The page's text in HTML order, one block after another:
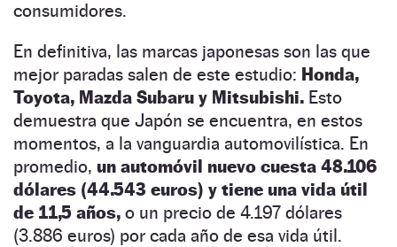
consumidores.
En definitiva, las marcas japonesas son las que
mejor paradas salen de este estudio: Honda,
Toyota, Mazda Subaru y Mitsubishi. Esto
demuestra que Japón se encuentra, en estos
momentos, a la vanguardia automovilística. En
promedio, un automóvil nuevo cuesta 48.106
dólares (44.543 euros) y tiene una vida útil
de 11,5 años, o un precio de 4.197 dólares
(3.886 euros) por cada año de esa vida útil.